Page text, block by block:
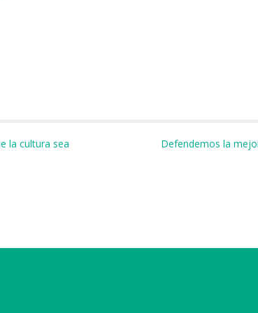
la cultura sea
Defendemos la